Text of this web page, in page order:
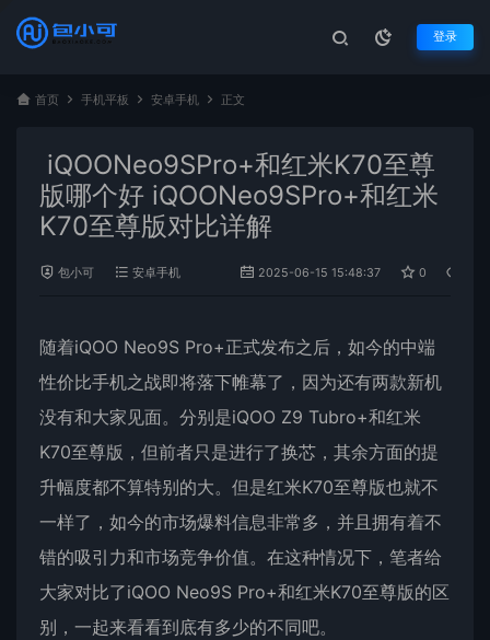
登录
首页 手机平板 安卓手机 正文
iQOONeo9SPro+和红米K70至尊
版哪个好 iQOONeo9SPro+和红米
K70至尊版对比详解
包小可 安卓手机 2025-06-15 15:48:37 0
随着iQOO Neo9S Pro+正式发布之后，如今的中端
性价比手机之战即将落下帷幕了，因为还有两款新机
没有和大家见面。分别是iQOO Z9 Tubro+和红米
K70至尊版 ，但前者只是进行了换芯，其余方面的提
升幅度都不算特别的大。但是红米K70至尊版也就不
一样了，如今的市场爆料信息非常多，并且拥有着不
错的吸引力和市场竞争价值。在这种情况下，笔者给
大家对比了iQOO Neo9S Pro+和红米K70至尊版的区
别，一起来看看到底有多少的不同吧。